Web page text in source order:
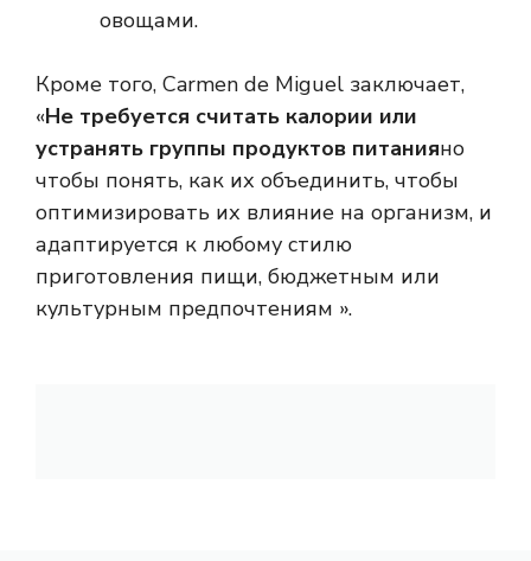
овощами.
Кроме того, Carmen de Miguel заключает,
«Не требуется считать калории или
устранять группы продуктов питанияно
чтобы понять, как их объединить, чтобы
оптимизировать их влияние на организм, и
адаптируется к любому стилю
приготовления пищи, бюджетным или
культурным предпочтениям ».